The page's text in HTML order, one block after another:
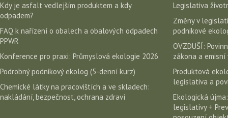
Kdy je asfalt vedlejším produktem a kdy
odpadem?
FAQ k nařízení o obalech a obalových odpadech
PPWR
Konference pro praxi: Průmyslová ekologie 2026
Podrobný podnikový ekolog (5-denní kurz)
Chemické látky na pracovištích a ve skladech:
nakládání, bezpečnost, ochrana zdraví
Legislativa
Změny v
podnikové
OVZDUŠÍ:
zákona a emisní
Produktová
legislativa a
Ekologická
legislativy +